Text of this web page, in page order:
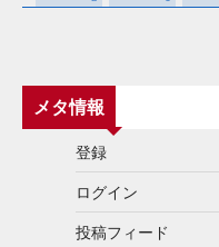
メタ情報
登録
ログイン
投稿フィード